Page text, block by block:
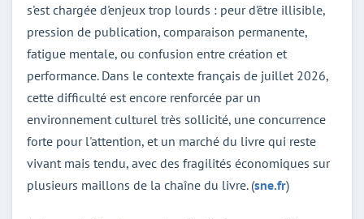
s'est chargée d'enjeux trop lourds : peur d'être illisible,
pression de publication, comparaison permanente,
fatigue mentale, ou confusion entre création et
performance. Dans le contexte français de juillet 2026,
cette difficulté est encore renforcée par un
environnement culturel très sollicité, une concurrence
forte pour l'attention, et un marché du livre qui reste
vivant mais tendu, avec des fragilités économiques sur
plusieurs maillons de la chaîne du livre. (sne.fr)